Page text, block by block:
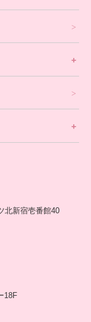
北新宿壱番館40
18F